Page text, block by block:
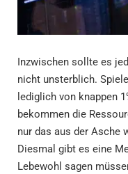
Inzwischen sollte es
nicht unsterblich.
lediglich von knappen
bekommen die
nur das aus der Asche
Diesmal gibt es eine
Lebewohl sagen